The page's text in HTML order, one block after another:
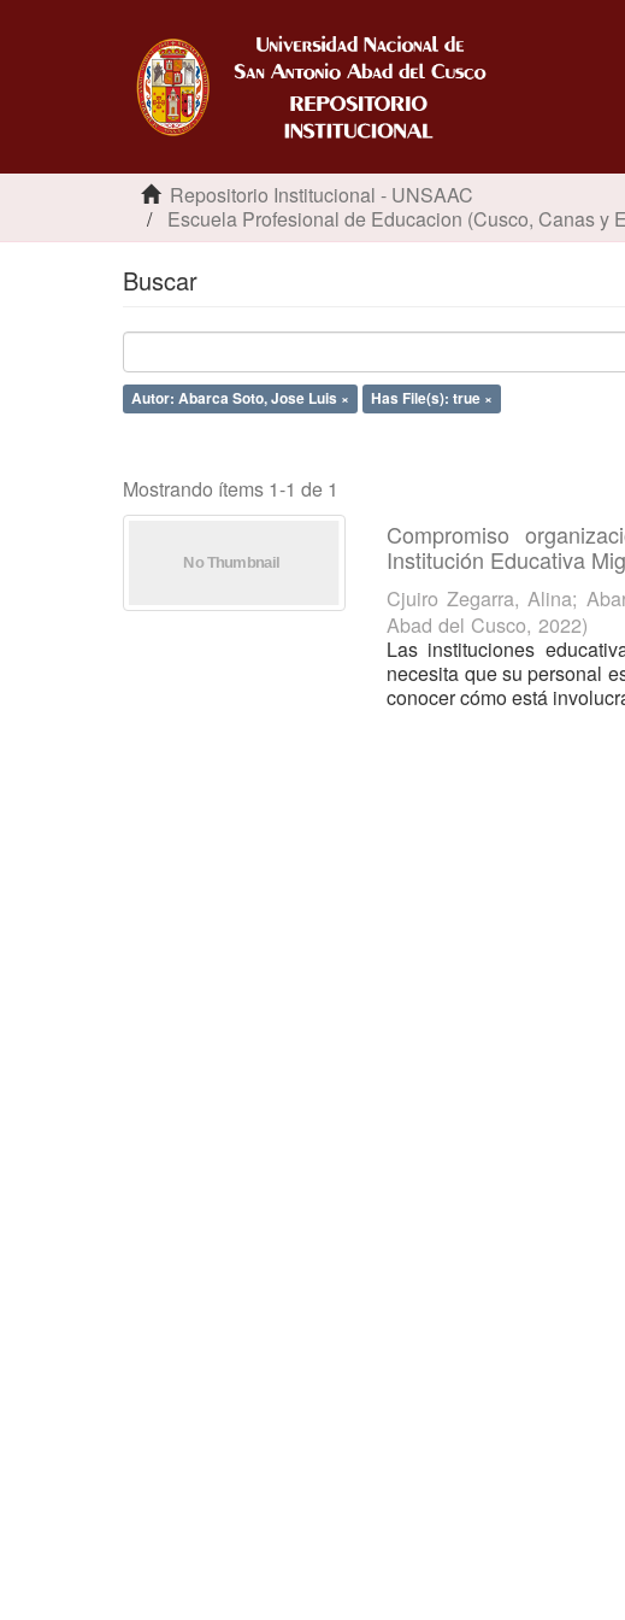
Repositorio Institucional - UNSAAC
Escuela Profesional de Educacion (Cusco, Canas y
Buscar
Autor: Abarca Soto, Jose Luis × Has File(s): true ×
Mostrando ítems 1-1 de 1
Compromiso
Institución Educativa
Cjuiro Zegarra, Alina;
Abad del Cusco,2022)
Las instituciones
necesita que su personal
conocer cómo está